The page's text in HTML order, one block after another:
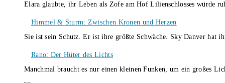
Elara glaubte, ihr Leben als Zofe am Hof Lilienschlosses würde
Himmel & Sturm: Zwischen Kronen und Herzen
Sie ist sein Schutz. Er ist ihre größte Schwäche. Sky Danver
Rano: Der Hüter des Lichts
Manchmal braucht es nur einen kleinen Funken, um ein großes